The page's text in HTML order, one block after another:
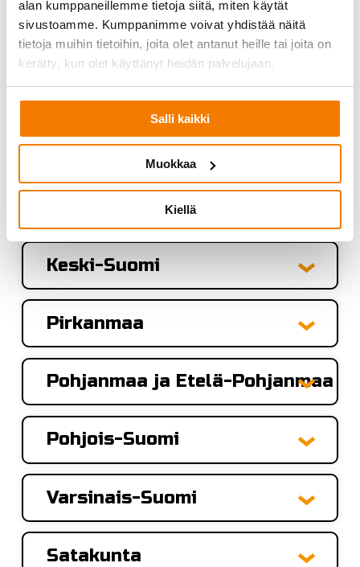
alan kumppaneillemme tietoja siitä, miten käytät
sivustoamme. Kumppanimme voivat yhdistää näitä
tietoja muihin tietoihin, joita olet antanut heille tai joita on
kerätty, kun olet käyttänyt heidän palvelujaan.
Salli kaikki
Muokkaa
Kiellä
Kysy lisää:
Pääkaupunkiseutu
Keski-Suomi
Pirkanmaa
Pohjanmaa ja Etelä-Pohjanmaa
Pohjois-Suomi
Varsinais-Suomi
Satakunta